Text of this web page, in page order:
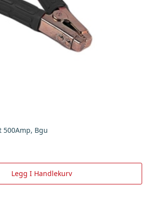
500Amp, Bgu
Legg I Handlekurv